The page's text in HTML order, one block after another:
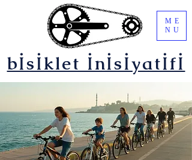
bİsİklet İnİsİyatİfİ
ME
NU